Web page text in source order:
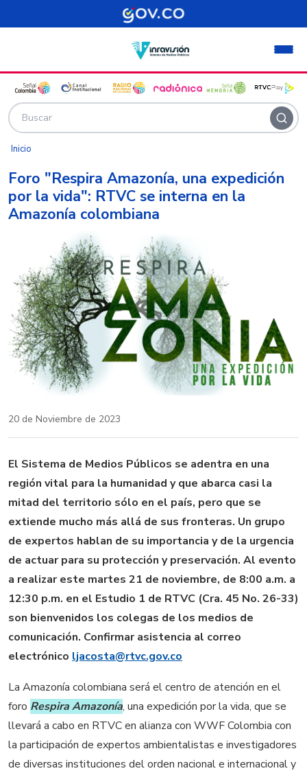
Pasar al contenido principal
Inicio
Foro "Respira Amazonía, una expedición
por la vida": RTVC se interna en la
Amazonía colombiana
20 de Noviembre de 2023
El Sistema de Medios Públicos se adentra en una
región vital para la humanidad y que abarca casi la
mitad del territorio sólo en el país, pero que se
extiende mucho más allá de sus fronteras. Un grupo
de expertos hablan de su importancia y de la urgencia
de actuar para su protección y preservación. Al evento
a realizar este martes 21 de noviembre, de 8:00 a.m. a
12:30 p.m. en el Estudio 1 de RTVC (Cra. 45 No. 26-33)
son bienvenidos los colegas de los medios de
comunicación. Confirmar asistencia al correo
electrónico ljacosta@rtvc.gov.co
La Amazonía colombiana será el centro de atención en el
foro Respira Amazonía, una expedición por la vida, que se
llevará a cabo en RTVC en alianza con WWF Colombia con
la participación de expertos ambientalistas e investigadores
de diversas instituciones del orden nacional e internacional y